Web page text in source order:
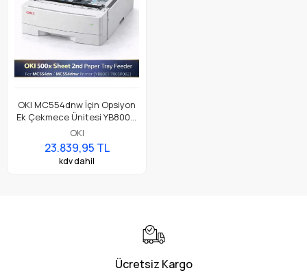
OKI MC554dnw İçin Opsiyon
Ek Çekmece Ünitesi YB8001-
7005P002
OKI
23.839,95 TL
kdv dahil
Ücretsiz Kargo